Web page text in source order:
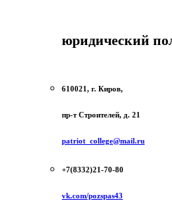
юридический
610021, г. Киров,
пр-т Строителей, д. 21
patriot_college@mail.ru
+7(8332)21-70-80
vk.com/pozspas43